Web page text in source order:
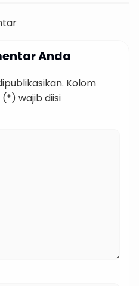
Anda
Kolom
wajib diisi